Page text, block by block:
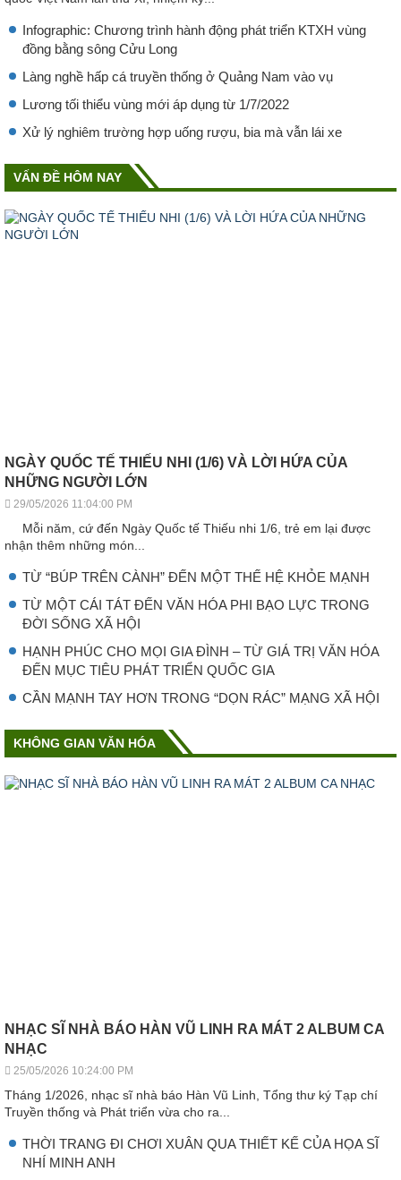
Infographic: Chương trình hành động phát triển KTXH vùng
đồng bằng sông Cửu Long
Làng nghề hấp cá truyền thống ở Quảng Nam vào vụ
Lương tối thiểu vùng mới áp dụng từ 1/7/2022
Xử lý nghiêm trường hợp uống rượu, bia mà vẫn lái xe
VẤN ĐỀ HÔM NAY
NGÀY QUỐC TẾ THIẾU NHI (1/6) VÀ LỜI HỨA CỦA
NHỮNG NGƯỜI LỚN
29/05/2026 11:04:00 PM
Mỗi năm, cứ đến Ngày Quốc tế Thiếu nhi 1/6, trẻ em lại được
nhận thêm những món...
TỪ “BÚP TRÊN CÀNH” ĐẾN MỘT THẾ HỆ KHỎE MẠNH
TỪ MỘT CÁI TÁT ĐẾN VĂN HÓA PHI BẠO LỰC TRONG
ĐỜI SỐNG XÃ HỘI
HẠNH PHÚC CHO MỌI GIA ĐÌNH – TỪ GIÁ TRỊ VĂN HÓA
ĐẾN MỤC TIÊU PHÁT TRIỂN QUỐC GIA
CẦN MẠNH TAY HƠN TRONG “DỌN RÁC” MẠNG XÃ HỘI
KHÔNG GIAN VĂN HÓA
NHẠC SĨ NHÀ BÁO HÀN VŨ LINH RA MÁT 2 ALBUM CA
NHẠC
25/05/2026 10:24:00 PM
Tháng 1/2026, nhạc sĩ nhà báo Hàn Vũ Linh, Tổng thư ký Tạp chí
Truyền thống và Phát triển vừa cho ra...
THỜI TRANG ĐI CHƠI XUÂN QUA THIẾT KẾ CỦA HỌA SĨ
NHÍ MINH ANH